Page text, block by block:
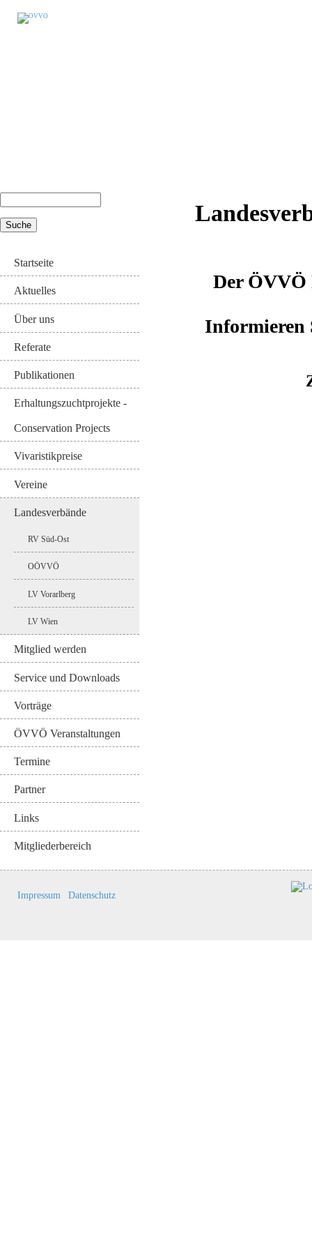
Suchformular
Startseite
Aktuelles
Über uns
Referate
Publikationen
Erhaltungszuchtprojekte -
Conservation Projects
Vivaristikpreise
Vereine
Landesverbände
RV Süd-Ost
OÖVVÖ
LV Vorarlberg
LV Wien
Mitglied werden
Service und Downloads
Vorträge
ÖVVÖ Veranstaltungen
Termine
Partner
Links
Mitgliederbereich
Der ÖVVÖ
Informieren
Impressum Datenschutz